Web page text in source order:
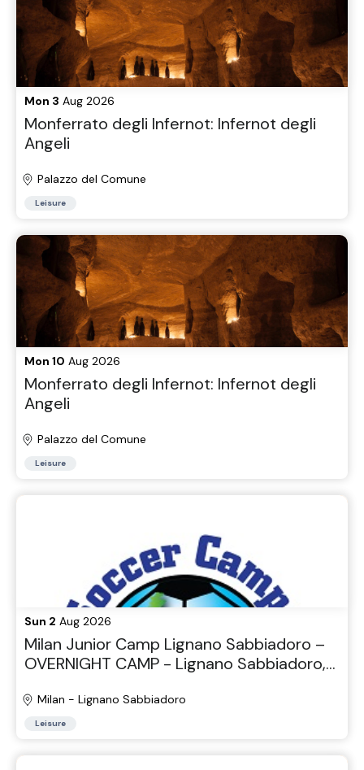
Mon 3 Aug 2026
Monferrato degli Infernot: Infernot degli
Angeli
Palazzo del Comune
Leisure
Mon 10 Aug 2026
Monferrato degli Infernot: Infernot degli
Angeli
Palazzo del Comune
Leisure
Sun 2 Aug 2026
Milan Junior Camp Lignano Sabbiadoro –
OVERNIGHT CAMP - Lignano Sabbiadoro,
Milan - Lignano Sabbiadoro
Leisure